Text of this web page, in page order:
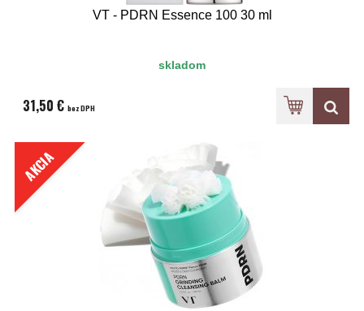
VT - PDRN Essence 100 30 ml
skladom
31,50 € bez DPH
AKCIA